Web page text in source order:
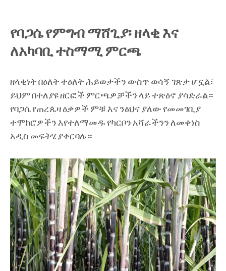
የባጋሴ የምግብ ማሸጊያ፡ ዘላቂ እና
ለአካባቢ ተስማሚ ምርጫ
ዘላቂነት በዕለት ተዕለት ሕይወታችን ውስጥ ወሳኝ ገጽታ ሆኗል፣
ይህም በተለያዩ ዘርፎች ምርጫዎቻችን ላይ ተጽዕኖ ያሳድራል።
የባጋሴ የጠረጴዛ ዕቃዎች ምቹ እና ንፅህና ያለው የመመገቢያ
ተሞክሮዎችን እየተለማመዱ የካርቦን አሻራችንን ለመቀነስ
አዲስ መፍትሄ ያቀርባሉ።